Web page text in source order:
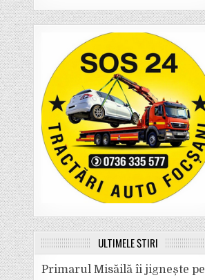
ULTIMELE ȘTIRI
Primarul Misăilă îi jignește pe